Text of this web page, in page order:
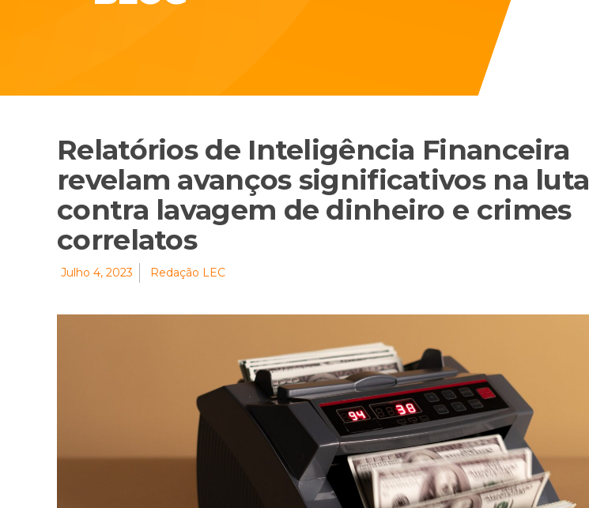
Relatórios de Inteligência Financeira
revelam avanços significativos na luta
contra lavagem de dinheiro e crimes
correlatos
Julho 4, 2023 Redação LEC